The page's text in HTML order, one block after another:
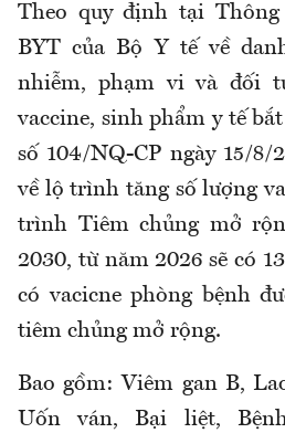
Theo quy định tại
BYT của Bộ Y tế về
nhiễm, phạm vi và đối
vaccine, sinh phẩm y tế
số 104/NQ-CP ngày 15/8/
về lộ trình tăng số lượng
trình Tiêm chủng mở
2030, từ năm 2026 sẽ có
có vacicne phòng bệnh
tiêm chủng mở rộng.
Bao gồm: Viêm gan B,
Uốn ván, Bại liệt,